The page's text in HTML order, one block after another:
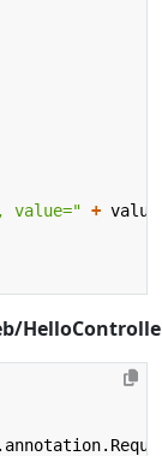
value=" + value